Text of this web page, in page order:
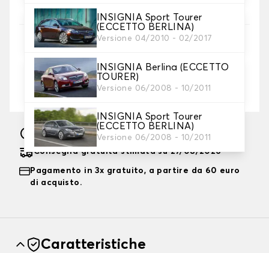
INSIGNIA Sport Tourer
(ECCETTO BERLINA)
Versione 04/2010 - 02/2017
INSIGNIA Berlina (ECCETTO
TOURER)
Versione 06/2008 - 10/2011
INSIGNIA Sport Tourer
(ECCETTO BERLINA)
Versione 06/2008 - 10/2011
6. Ricamo
Personalizza il tappetino con testo e/o icona
Aggiungere testo e logo + 8,00 €
Fabbricazione sotto 10 giorni lavorativi
Consegna gratuita stimata su 27/08/2026
Pagamento in 3x gratuito, a partire da 60 euro
di acquisto.
Caratteristiche